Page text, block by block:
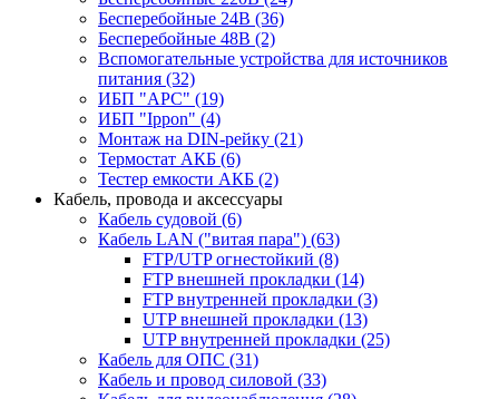
Бесперебойные 24В (36)
Бесперебойные 48В (2)
Вспомогательные устройства для источников
питания (32)
ИБП "APC" (19)
ИБП "Ippon" (4)
Монтаж на DIN-рейку (21)
Термостат АКБ (6)
Тестер емкости АКБ (2)
Кабель, провода и аксессуары
Кабель судовой (6)
Кабель LAN ("витая пара") (63)
FTP/UTP огнестойкий (8)
FTP внешней прокладки (14)
FTP внутренней прокладки (3)
UTP внешней прокладки (13)
UTP внутренней прокладки (25)
Кабель для ОПС (31)
Кабель и провод силовой (33)